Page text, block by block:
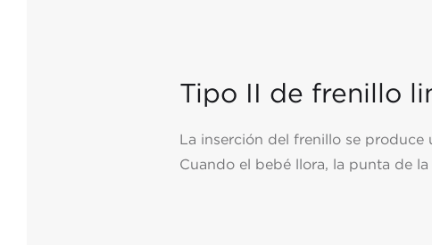
Tipo II de frenillo
La inserción del frenillo se
Cuando el bebé llora, la punta de